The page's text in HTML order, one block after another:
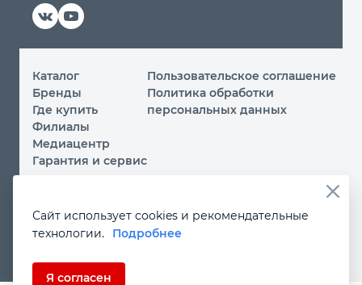
Каталог
Бренды
Где купить
Филиалы
Медиацентр
Гарантия и сервис
Пользовательское соглашение
Политика обработки
персональных данных
Вы принимаете условияполитики обработки
персональных данныхипользовательского соглашения
данные в любой форме на сайте
Если Вы не даете согласия на обработку своих
Сайт использует cookies и рекомендательные
технологии.
Подробнее
Я согласен